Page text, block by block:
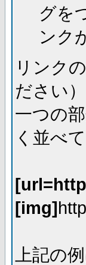
グを
ンク
リンク
ださい
一つの
く並べ
[img]
上記の